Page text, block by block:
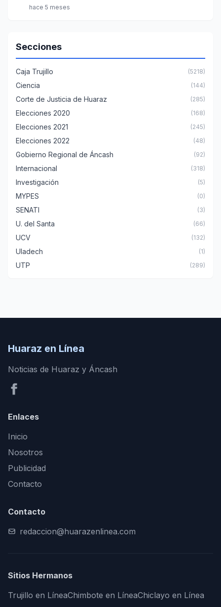
hace 5 meses
Secciones
Caja Trujillo (5218)
Ciencia (144)
Corte de Justicia de Huaraz (285)
Elecciones 2020 (168)
Elecciones 2021 (245)
Elecciones 2022 (48)
Gobierno Regional de Áncash (92)
Internacional (318)
Investigación (5)
MYPES (0)
SENATI (3)
U. del Santa (66)
UCV (132)
Uladech (1)
UTP (289)
Huaraz en Línea
Noticias de Huaraz y Áncash
Enlaces
Inicio
Nosotros
Publicidad
Contacto
Contacto
redaccion@huarazenlinea.com
Sitios Hermanos
Trujillo en LíneaChimbote en LíneaChiclayo en Línea